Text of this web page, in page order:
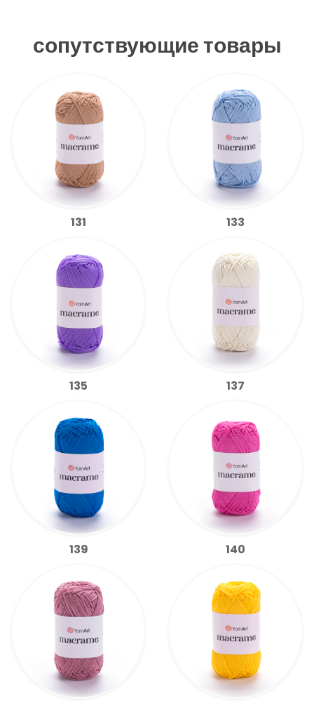
сопутствующие товары
131 133
135 137
139 140